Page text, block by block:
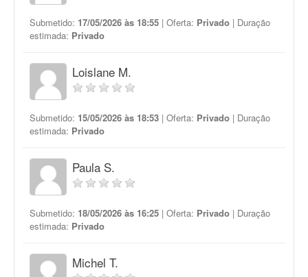
Submetido: 17/05/2026 às 18:55 | Oferta: Privado | Duração
estimada: Privado
Loislane M.
Submetido: 15/05/2026 às 18:53 | Oferta: Privado | Duração
estimada: Privado
Paula S.
Submetido: 18/05/2026 às 16:25 | Oferta: Privado | Duração
estimada: Privado
Michel T.